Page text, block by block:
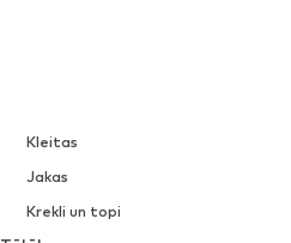
Kleitas
Jakas
Krekli un topi